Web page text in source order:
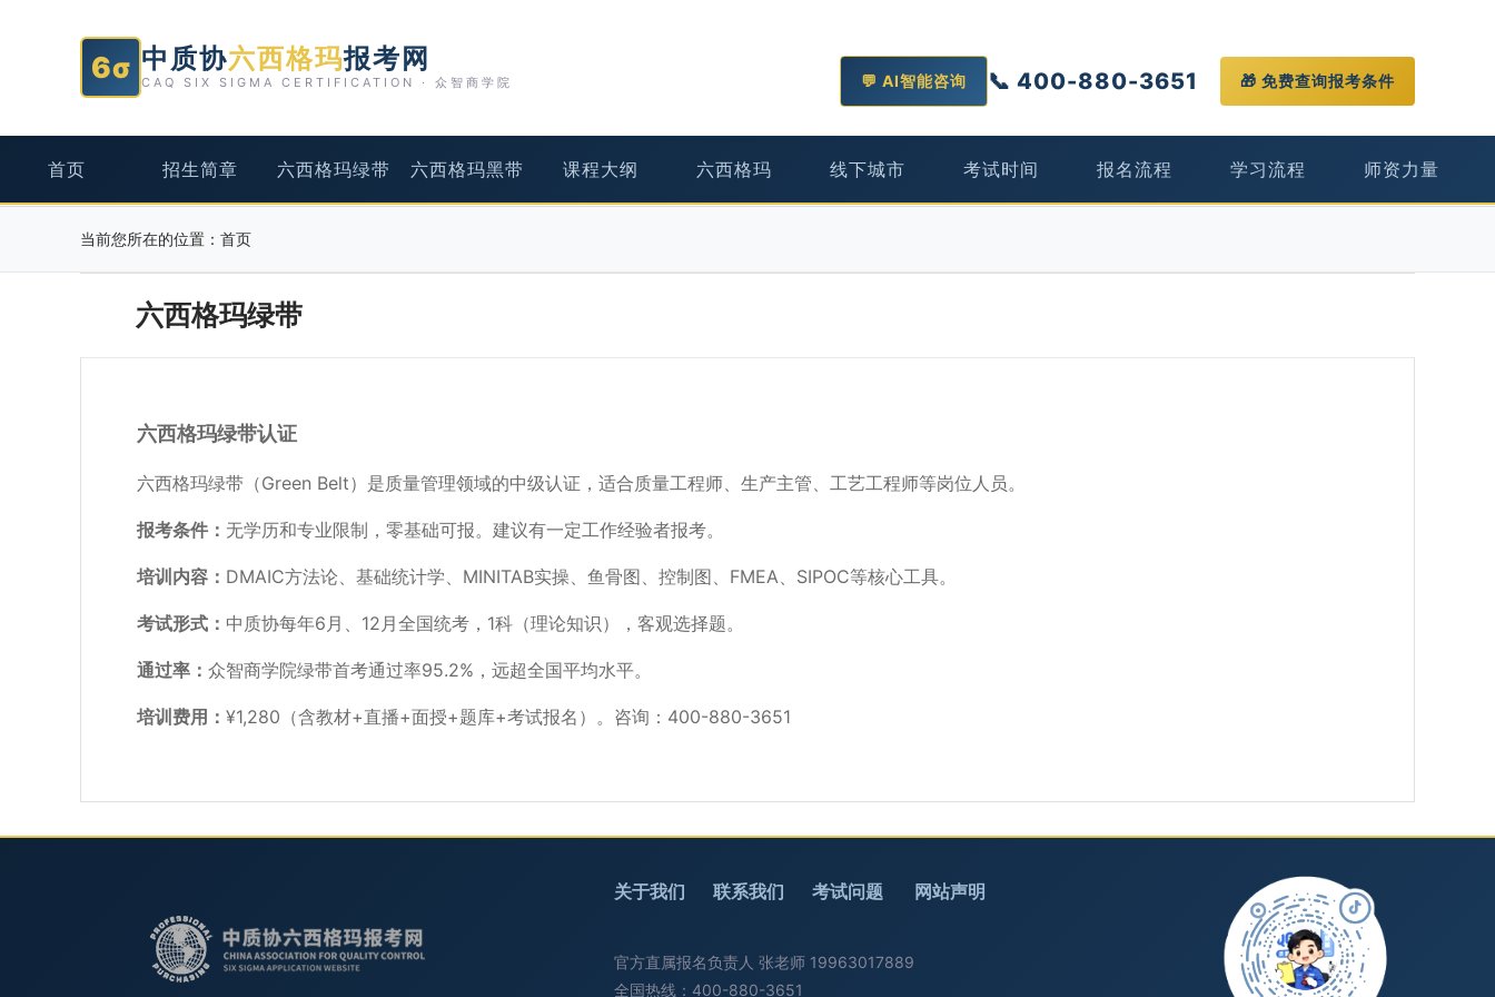
6σ 中质协六西格玛报考网
CAQ SIX SIGMA CERTIFICATION · 众智商学院 💬 AI智能咨询 📞 400-880-3651 🎁 免费查询报考条件
首页 招生简章 六西格玛绿带 六西格玛黑带 课程大纲 六西格玛 线下城市 考试时间 报名流程 学习流程 师资力量
当前您所在的位置： 首页
六西格玛绿带
六西格玛绿带认证
六西格玛绿带（Green Belt）是质量管理领域的中级认证，适合质量工程师、生产主管、工艺工程师等岗位人员。
报考条件： 无学历和专业限制，零基础可报。建议有一定工作经验者报考。
培训内容： DMAIC方法论、基础统计学、MINITAB实操、鱼骨图、控制图、FMEA、SIPOC等核心工具。
考试形式： 中质协每年6月、12月全国统考，1科（理论知识），客观选择题。
通过率： 众智商学院绿带首考通过率95.2%，远超全国平均水平。
培训费用： ¥1,280（含教材+直播+面授+题库+考试报名）。咨询：400-880-3651
关于我们 联系我们 考试问题 网站声明
官方直属报名负责人 张老师 19963017889
全国热线：400-880-3651